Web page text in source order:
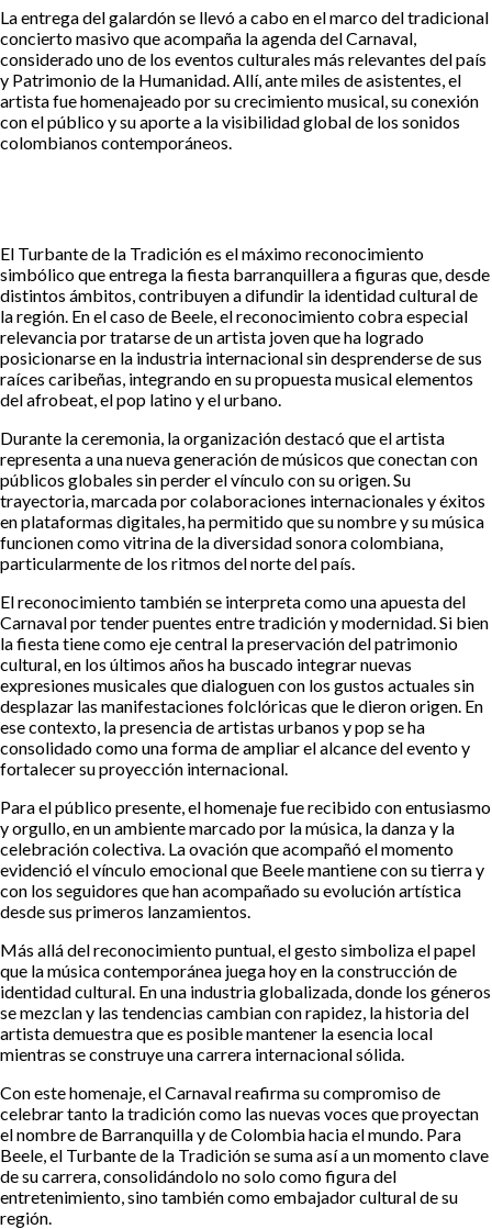
La entrega del galardón se llevó a cabo en el marco del tradicional
concierto masivo que acompaña la agenda del Carnaval,
considerado uno de los eventos culturales más relevantes del país
y Patrimonio de la Humanidad. Allí, ante miles de asistentes, el
artista fue homenajeado por su crecimiento musical, su conexión
con el público y su aporte a la visibilidad global de los sonidos
colombianos contemporáneos.
El Turbante de la Tradición es el máximo reconocimiento
simbólico que entrega la fiesta barranquillera a figuras que, desde
distintos ámbitos, contribuyen a difundir la identidad cultural de
la región. En el caso de Beele, el reconocimiento cobra especial
relevancia por tratarse de un artista joven que ha logrado
posicionarse en la industria internacional sin desprenderse de sus
raíces caribeñas, integrando en su propuesta musical elementos
del afrobeat, el pop latino y el urbano.
Durante la ceremonia, la organización destacó que el artista
representa a una nueva generación de músicos que conectan con
públicos globales sin perder el vínculo con su origen. Su
trayectoria, marcada por colaboraciones internacionales y éxitos
en plataformas digitales, ha permitido que su nombre y su música
funcionen como vitrina de la diversidad sonora colombiana,
particularmente de los ritmos del norte del país.
El reconocimiento también se interpreta como una apuesta del
Carnaval por tender puentes entre tradición y modernidad. Si bien
la fiesta tiene como eje central la preservación del patrimonio
cultural, en los últimos años ha buscado integrar nuevas
expresiones musicales que dialoguen con los gustos actuales sin
desplazar las manifestaciones folclóricas que le dieron origen. En
ese contexto, la presencia de artistas urbanos y pop se ha
consolidado como una forma de ampliar el alcance del evento y
fortalecer su proyección internacional.
Para el público presente, el homenaje fue recibido con entusiasmo
y orgullo, en un ambiente marcado por la música, la danza y la
celebración colectiva. La ovación que acompañó el momento
evidenció el vínculo emocional que Beele mantiene con su tierra y
con los seguidores que han acompañado su evolución artística
desde sus primeros lanzamientos.
Más allá del reconocimiento puntual, el gesto simboliza el papel
que la música contemporánea juega hoy en la construcción de
identidad cultural. En una industria globalizada, donde los géneros
se mezclan y las tendencias cambian con rapidez, la historia del
artista demuestra que es posible mantener la esencia local
mientras se construye una carrera internacional sólida.
Con este homenaje, el Carnaval reafirma su compromiso de
celebrar tanto la tradición como las nuevas voces que proyectan
el nombre de Barranquilla y de Colombia hacia el mundo. Para
Beele, el Turbante de la Tradición se suma así a un momento clave
de su carrera, consolidándolo no solo como figura del
entretenimiento, sino también como embajador cultural de su
región.